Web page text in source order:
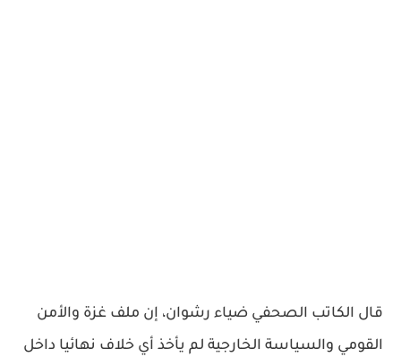
قال الكاتب الصحفي ضياء رشوان، إن ملف غزة والأمن
القومي والسياسة الخارجية لم يأخذ أي خلاف نهائيا داخل